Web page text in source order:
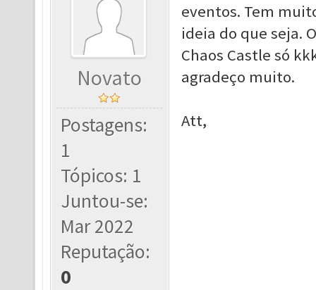
Novato
Postagens:
1
Tópicos: 1
Juntou-se:
Mar 2022
Reputação:
0
eventos. Tem
ideia do que seja.
Chaos Castle só
agradeço muito.
Att,